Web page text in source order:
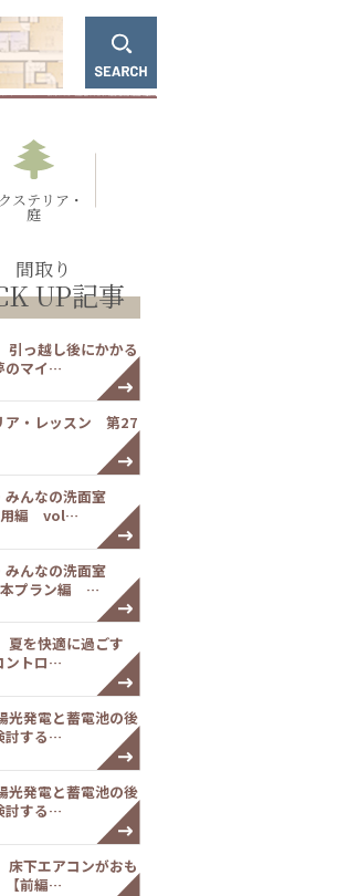
ステリア・
庭
間取り
UP記事
っ越し後にかかる
のマイ…
ア・レッスン 第27
みんなの洗面室
用編 vol…
みんなの洗面室
本プラン編 …
を快適に過ごす
ントロ…
光発電と蓄電池の後
討する…
光発電と蓄電池の後
討する…
下エアコンがおも
【前編…